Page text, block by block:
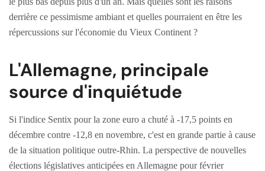
derrière ce pessimisme ambiant et quelles pourraient en être les
répercussions sur l'économie du Vieux Continent ?
L'Allemagne, principale
source d'inquiétude
Si l'indice Sentix pour la zone euro a chuté à -17,5 points en
décembre contre -12,8 en novembre, c'est en grande partie à cause
de la situation politique outre-Rhin. La perspective de nouvelles
élections législatives anticipées en Allemagne pour février